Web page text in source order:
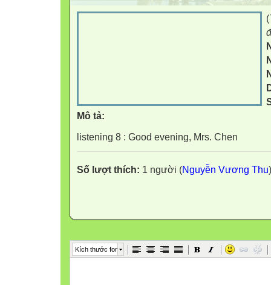
(
Mô tả:
listening 8 : Good evening, Mrs. Chen
Số lượt thích: 1 người (Nguyễn Vương Thu)
Kích thước font